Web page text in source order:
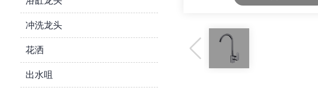
冲洗龙头
花洒
出水咀